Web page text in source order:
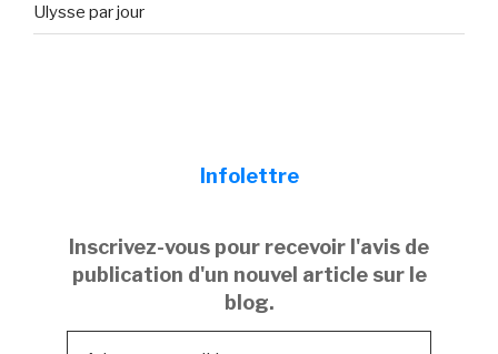
Ulysse par jour
Infolettre
Inscrivez-vous pour recevoir l'avis de
publication d'un nouvel article sur le
blog.